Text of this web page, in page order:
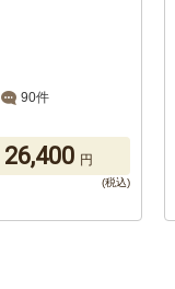
90件
26,400 円